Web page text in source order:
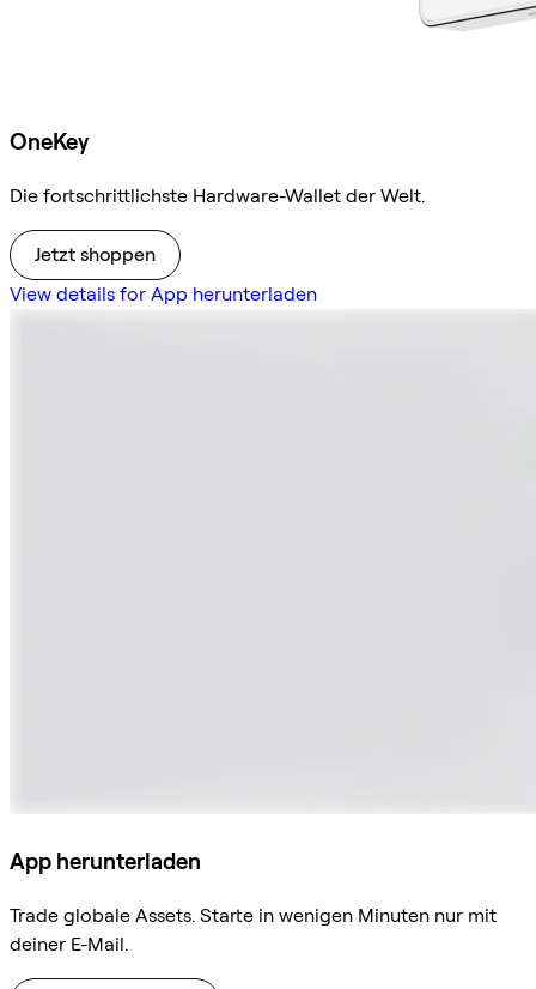
OneKey
Die fortschrittlichste Hardware-Wallet der Welt.
Jetzt shoppen
View details for App herunterladen
App herunterladen
Trade globale Assets. Starte in wenigen Minuten nur mit
deiner E-Mail.